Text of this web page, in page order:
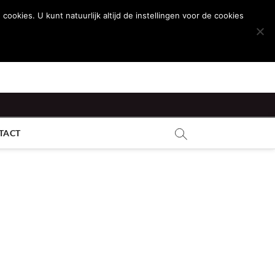
U kunt natuurlijk altijd de instellingen voor de cookies